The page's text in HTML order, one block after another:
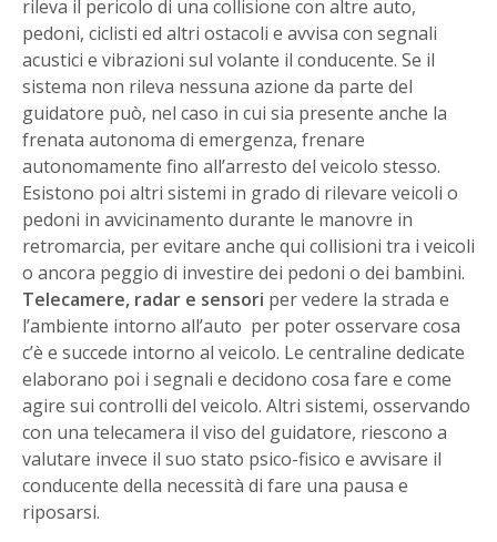
rileva il pericolo di una collisione con altre auto,
pedoni, ciclisti ed altri ostacoli e avvisa con segnali
acustici e vibrazioni sul volante il conducente. Se il
sistema non rileva nessuna azione da parte del
guidatore può, nel caso in cui sia presente anche la
frenata autonoma di emergenza, frenare
autonomamente fino all’arresto del veicolo stesso.
Esistono poi altri sistemi in grado di rilevare veicoli o
pedoni in avvicinamento durante le manovre in
retromarcia, per evitare anche qui collisioni tra i veicoli
o ancora peggio di investire dei pedoni o dei bambini.
Telecamere, radar e sensori per vedere la strada e
l’ambiente intorno all’auto per poter osservare cosa
c’è e succede intorno al veicolo. Le centraline dedicate
elaborano poi i segnali e decidono cosa fare e come
agire sui controlli del veicolo. Altri sistemi, osservando
con una telecamera il viso del guidatore, riescono a
valutare invece il suo stato psico-fisico e avvisare il
conducente della necessità di fare una pausa e
riposarsi.